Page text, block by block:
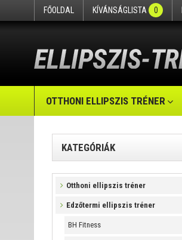
FŐOLDAL KÍVÁNSÁGLISTA 0
OTTHONI ELLIPSZIS TRÉNER
KATEGÓRIÁK
Otthoni ellipszis tréner
Edzőtermi ellipszis tréner
BH Fitness